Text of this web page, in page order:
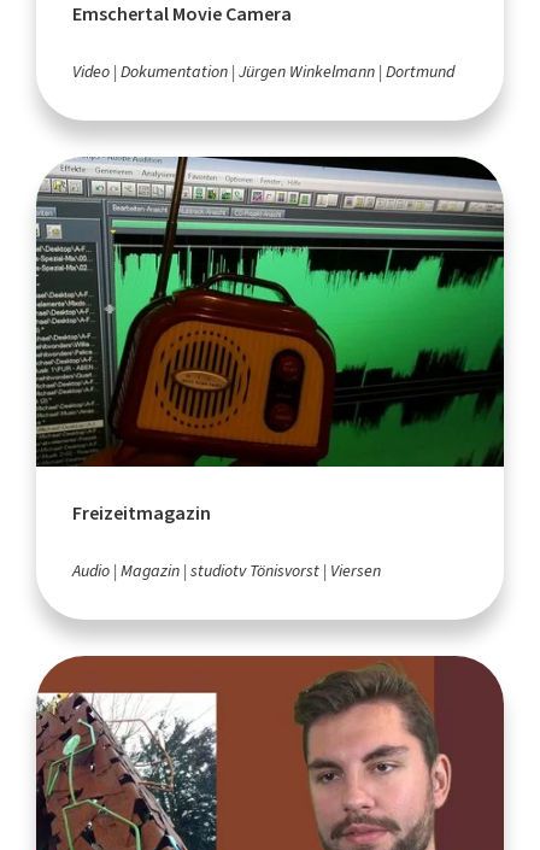
Emschertal Movie Camera
Video Dokumentation Jürgen Winkelmann Dortmund
Freizeitmagazin
Audio Magazin studiotv Tönisvorst Viersen